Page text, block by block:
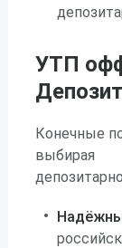
УТП
Конечные
выбирая